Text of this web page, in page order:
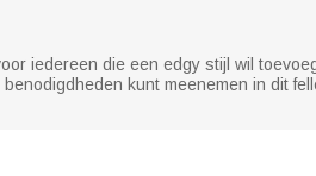
iedereen die een edgy stijl wil
kunt meenemen in dit